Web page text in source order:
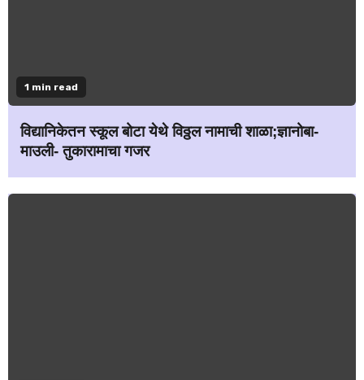
1 min read
विद्यानिकेतन स्कूल बोटा येथे विठ्ठल नामाची शाळा;ज्ञानोबा-
माउली- तुकारामाचा गजर